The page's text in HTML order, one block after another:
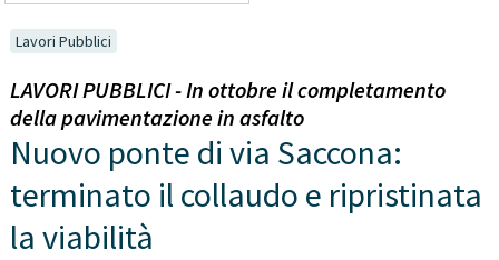
Lavori Pubblici
LAVORI PUBBLICI - In ottobre il completamento
della pavimentazione in asfalto
Nuovo ponte di via Saccona:
terminato il collaudo e ripristinata
la viabilità